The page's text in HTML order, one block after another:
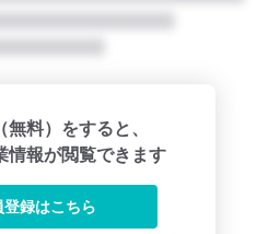
料）をすると、
情報が閲覧できます
登録はこちら